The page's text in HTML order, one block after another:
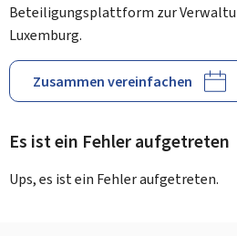
Beteiligungsplattform zur
Luxemburg.
Zusammen vereinfachen
Es ist ein Fehler aufgetreten
Ups, es ist ein Fehler aufgetreten.